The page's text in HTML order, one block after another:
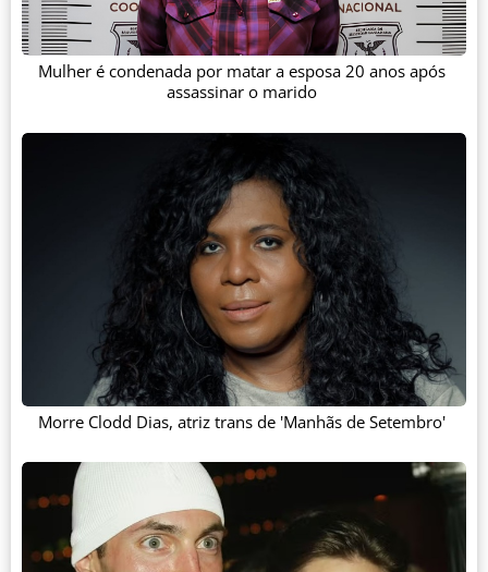
Mulher é condenada por matar a esposa 20 anos após
assassinar o marido
Morre Clodd Dias, atriz trans de 'Manhãs de Setembro'